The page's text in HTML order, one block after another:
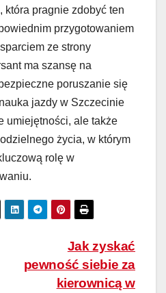
która pragnie zdobyć ten
przygotowaniem
ze strony
ma szansę na
poruszanie się
jazdy w Szczecinie
umiejętności, ale także
życia, w którym
rolę w
Jak zyskać
pewność siebie za
kierownicą w